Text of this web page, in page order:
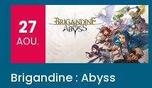
27
AOU.
Brigandine : Abyss